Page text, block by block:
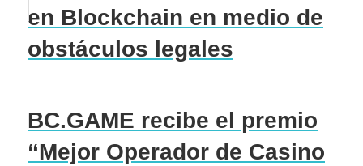
en Blockchain en medio de
obstáculos legales
BC.GAME recibe el premio
“Mejor Operador de Casino